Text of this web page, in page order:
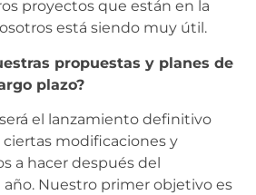
proyectos que están en la
está siendo muy útil.
propuestas y planes de
plazo?
el lanzamiento definitivo
modificaciones y
a hacer después del
Nuestro primer objetivo es